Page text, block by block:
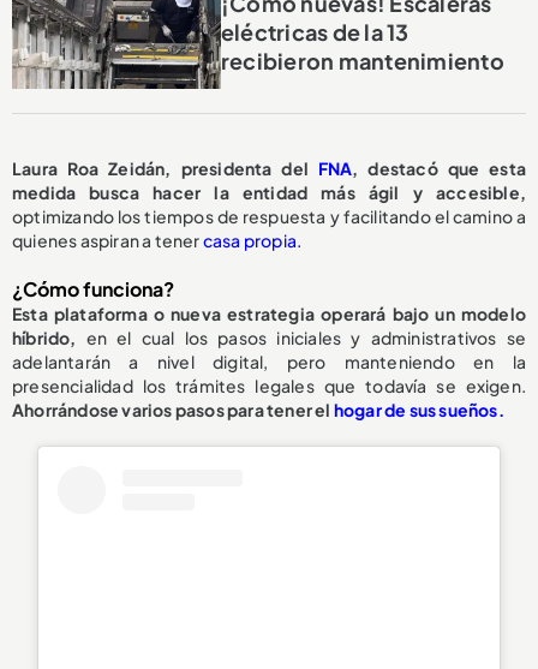
eléctricas de la 13
recibieron mantenimiento
Laura Roa Zeidán, presidenta del FNA, destacó que esta
medida busca hacer la entidad más ágil y accesible,
optimizando los tiempos de respuesta y facilitando el camino a
quienes aspiran a tenercasa propia.
¿Cómo funciona?
Esta plataforma o nueva estrategia operará bajo un modelo
híbrido, en el cual los pasos iniciales y administrativos se
adelantarán a nivel digital, pero manteniendo en la
presencialidad los trámites legales que todavía se exigen.
Ahorrándose varios pasos para tener el hogar de sus sueños.